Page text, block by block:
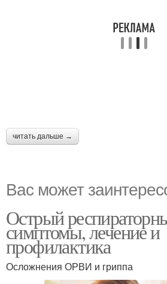
читать дальше →
Вас может
Острый
симптомы, лечение и
профилактика
Осложнения ОРВИ и гриппа